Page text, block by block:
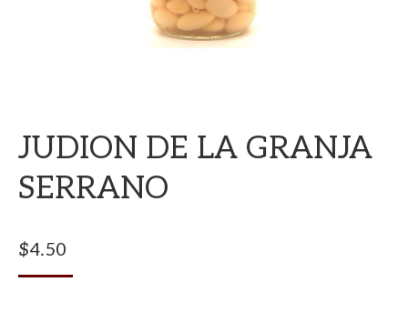
JUDION DE LA GRANJA
SERRANO
$4.50